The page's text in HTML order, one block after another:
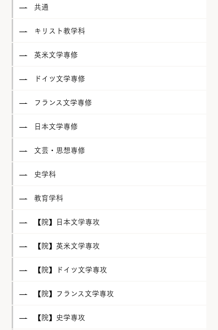
共通
キリスト教学科
英米文学専修
ドイツ文学専修
フランス文学専修
日本文学専修
文芸・思想専修
史学科
教育学科
【院】日本文学専攻
【院】英米文学専攻
【院】ドイツ文学専攻
【院】フランス文学専攻
【院】史学専攻